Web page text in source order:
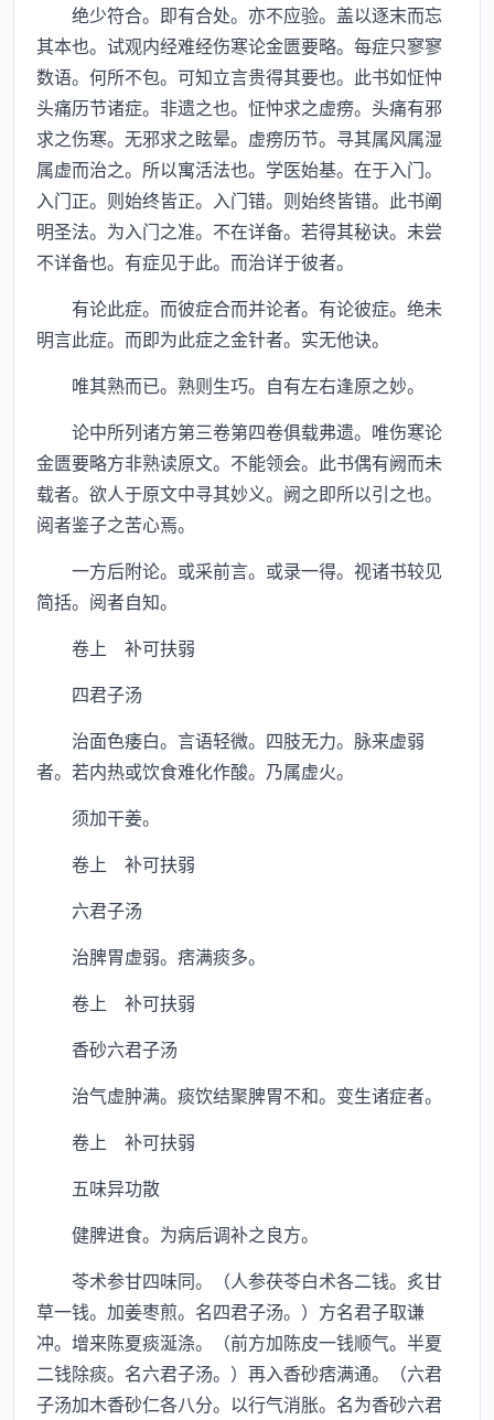
绝少符合。即有合处。亦不应验。盖以逐末而忘
其本也。试观内经难经伤寒论金匮要略。每症只寥寥
数语。何所不包。可知立言贵得其要也。此书如怔忡
头痛历节诸症。非遗之也。怔忡求之虚痨。头痛有邪
求之伤寒。无邪求之眩晕。虚痨历节。寻其属风属湿
属虚而治之。所以寓活法也。学医始基。在于入门。
入门正。则始终皆正。入门错。则始终皆错。此书阐
明圣法。为入门之准。不在详备。若得其秘诀。未尝
不详备也。有症见于此。而治详于彼者。
有论此症。而彼症合而并论者。有论彼症。绝未
明言此症。而即为此症之金针者。实无他诀。
唯其熟而已。熟则生巧。自有左右逢原之妙。
论中所列诸方第三卷第四卷俱载弗遗。唯伤寒论
金匮要略方非熟读原文。不能领会。此书偶有阙而未
载者。欲人于原文中寻其妙义。阙之即所以引之也。
阅者鉴子之苦心焉。
一方后附论。或采前言。或录一得。视诸书较见
简括。阅者自知。
卷上 补可扶弱
四君子汤
治面色痿白。言语轻微。四肢无力。脉来虚弱
者。若内热或饮食难化作酸。乃属虚火。
须加干姜。
卷上 补可扶弱
六君子汤
治脾胃虚弱。痞满痰多。
卷上 补可扶弱
香砂六君子汤
治气虚肿满。痰饮结聚脾胃不和。变生诸症者。
卷上 补可扶弱
五味异功散
健脾进食。为病后调补之良方。
苓术参甘四味同。（人参茯苓白术各二钱。炙甘
草一钱。加姜枣煎。名四君子汤。）方名君子取谦
冲。增来陈夏痰涎涤。（前方加陈皮一钱顺气。半夏
二钱除痰。名六君子汤。）再入香砂痞满通。（六君
子汤加木香砂仁各八分。以行气消胀。名为香砂六君